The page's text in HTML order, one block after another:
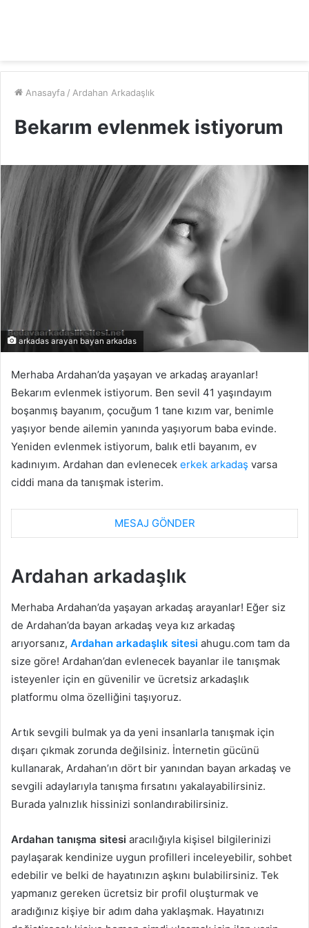
Anasayfa / Ardahan Arkadaşlık
Bekarım evlenmek istiyorum
arkadas arayan bayan arkadas
Merhaba Ardahan’da yaşayan ve arkadaş arayanlar!
Bekarım evlenmek istiyorum. Ben sevil 41 yaşındayım
boşanmış bayanım, çocuğum 1 tane kızım var, benimle
yaşıyor bende ailemin yanında yaşıyorum baba evinde.
Yeniden evlenmek istiyorum, balık etli bayanım, ev
kadınıyım. Ardahan dan evlenecek erkek arkadaş varsa
ciddi mana da tanışmak isterim.
MESAJ GÖNDER
Ardahan arkadaşlık
Merhaba Ardahan’da yaşayan arkadaş arayanlar! Eğer siz
de Ardahan’da bayan arkadaş veya kız arkadaş
arıyorsanız, Ardahan arkadaşlık sitesi ahugu.com tam da
size göre! Ardahan’dan evlenecek bayanlar ile tanışmak
isteyenler için en güvenilir ve ücretsiz arkadaşlık
platformu olma özelliğini taşıyoruz.
Artık sevgili bulmak ya da yeni insanlarla tanışmak için
dışarı çıkmak zorunda değilsiniz. İnternetin gücünü
kullanarak, Ardahan’ın dört bir yanından bayan arkadaş ve
sevgili adaylarıyla tanışma fırsatını yakalayabilirsiniz.
Burada yalnızlık hissinizi sonlandırabilirsiniz.
Ardahan tanışma sitesi aracılığıyla kişisel bilgilerinizi
paylaşarak kendinize uygun profilleri inceleyebilir, sohbet
edebilir ve belki de hayatınızın aşkını bulabilirsiniz. Tek
yapmanız gereken ücretsiz bir profil oluşturmak ve
aradığınız kişiye bir adım daha yaklaşmak. Hayatınızı